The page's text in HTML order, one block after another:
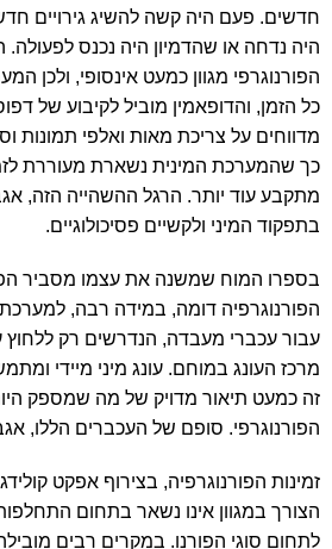
חדשים. פעם היה קשה להשיג גירויים
היה נדחה או שהדמיון היה נכנס
הפורנוגרפי מגוון כמעט אינסופי, ולכן
כל הזמן, והדופאמין מוביל לקיבוע של
מדווחים על צריכת מאות ואלפי תמונות
כך שהמערכת המינית נשארת מעוררת
מתקבע עוד יותר. הרגל ההשהייה הזה,
בתפקוד המיני ולקשיים פסיכולוגיים.
בספרו המוח שמשנה את עצמו מסביר
הפורנוגרפיה דומה, במידה רבה,
עבור עכברי מעבדה, הנדרשים רק ללחוץ
מרכז העונג במוחם. עונג מיני מיידי
זה כמעט תיאור מדויק של מה שמספק
הפורנוגרפי. סופם של העכברים הללו,
זמינות הפורנוגרפיה, בצירוף אפקט
הצורך במגוון אינו נשאר בתחום
לתחום סוגי הפורנו. במקרים רבים